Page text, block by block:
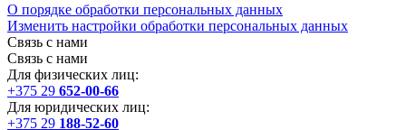
О порядке обработки персональных данных
Изменить настройки обработки персональных данных
Связь с нами
Связь с нами
Для физических лиц:
+375 29 652-00-66
Для юридических лиц:
+375 29 188-52-60